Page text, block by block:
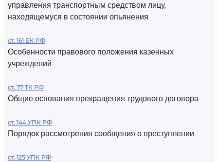
управления транспортным средством лицу,
находящемуся в состоянии опьянения
ст. 161 БК РФ
Особенности правового положения казенных
учреждений
ст. 77 ТК РФ
Общие основания прекращения трудового договора
ст. 144 УПК РФ
Порядок рассмотрения сообщения о преступлении
ст. 125 УПК РФ